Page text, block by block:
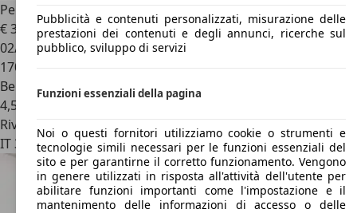
Peugeot e-208
€ 3.500
02/2013
170.000 km
Benzina
4,5 l/100 km (comb.)
Rivenditore
IT 38061Ala - Trento - Tn
Pubblicità e contenuti personalizzati, misurazione delle
prestazioni dei contenuti e degli annunci, ricerche sul
pubblico, sviluppo di servizi
Funzioni essenziali della pagina
Noi o questi fornitori utilizziamo cookie o strumenti e
tecnologie simili necessari per le funzioni essenziali del
sito e per garantirne il corretto funzionamento. Vengono
in genere utilizzati in risposta all'attività dell'utente per
abilitare funzioni importanti come l'impostazione e il
mantenimento delle informazioni di accesso o delle